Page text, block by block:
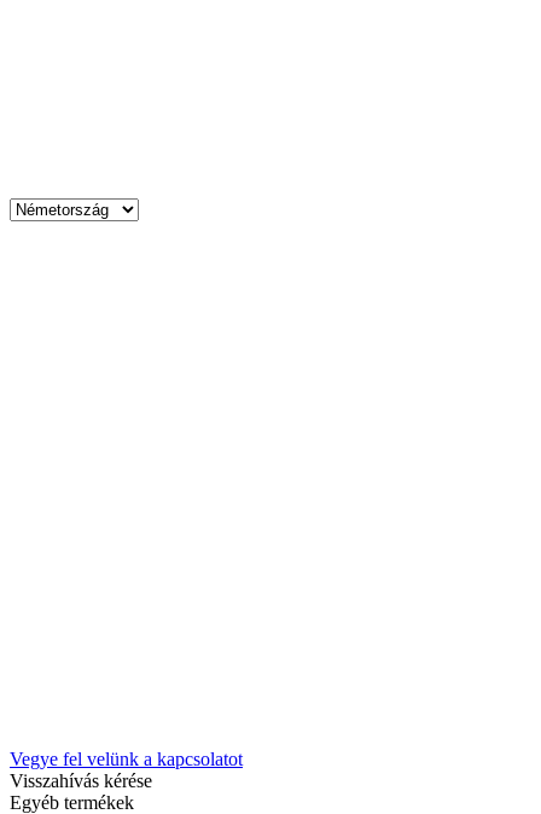
Vegye fel velünk a kapcsolatot
Visszahívás kérése
Egyéb termékek